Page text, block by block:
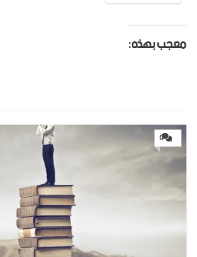
معجب بهذه:
0